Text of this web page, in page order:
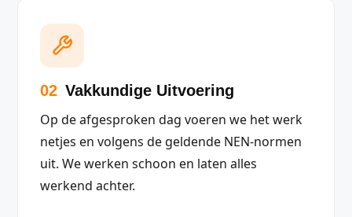
02 Vakkundige Uitvoering
Op de afgesproken dag voeren we het werk
netjes en volgens de geldende NEN-normen
uit. We werken schoon en laten alles
werkend achter.